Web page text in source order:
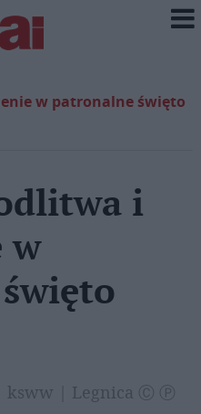
w patronalne święto
i
w
ksww | Legnica Ⓒ Ⓟ